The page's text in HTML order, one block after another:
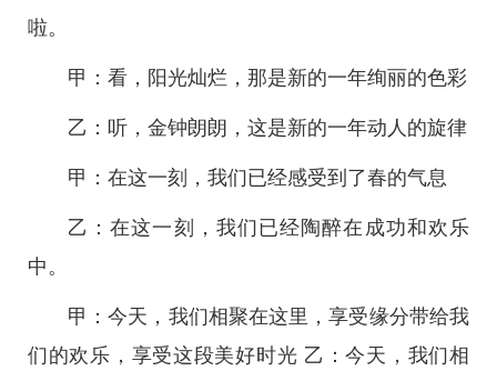
啦。
甲：看，阳光灿烂，那是新的一年绚丽的色彩
乙：听，金钟朗朗，这是新的一年动人的旋律
甲：在这一刻，我们已经感受到了春的气息
乙：在这一刻，我们已经陶醉在成功和欢乐
中。
甲：今天，我们相聚在这里，享受缘分带给我
们的欢乐，享受这段美好时光 乙：今天，我们相